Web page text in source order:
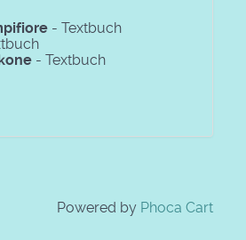
- Textbuch
- Textbuch
Powered by Phoca Cart